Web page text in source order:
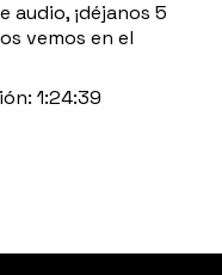
audio, ¡déjanos 5
vemos en el
1:24:39